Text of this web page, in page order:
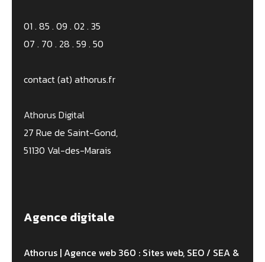
01 . 85 . 09 . 02 . 35
07 . 70 . 28 . 59 . 50
contact (at) athorus.fr
Athorus Digital
27 Rue de Saint-Gond,
51130 Val-des-Marais
Agence digitale
Athorus | Agence web 360 : Sites web, SEO / SEA &